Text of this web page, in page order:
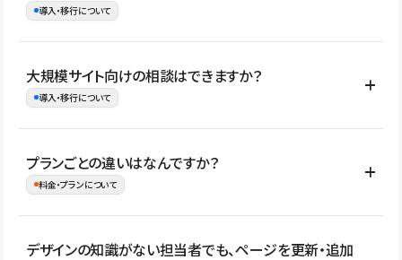
ォリオなど幅広く制作できます。
導入・移行について
はい。既存サイトの構成やコンテンツ、URLを整理したうえで、
Studio上に再構築する形で移行できます。 WordPressの場合は、
イト全体のデザインや設定がそのまま移行されるわけではないた
め、移行後にページ構成やデザイン、CMS設計、URL・リダイレク
大規模サイト向けの相談はできますか？
導入・移行について
はい。アクセス規模が大きいサイトや、複数部門での運用、権限管
理、セキュリティ確認、既存システムとの連携など、個別の要件が
ない段階でも、お問い合わせください。
プランごとの違いはなんですか？
料金・プランについて
公開ページ数、バージョン履歴の期間、CMS利用数の上限、権限
デザインの知識がない担当者でも、ページを更新・追加